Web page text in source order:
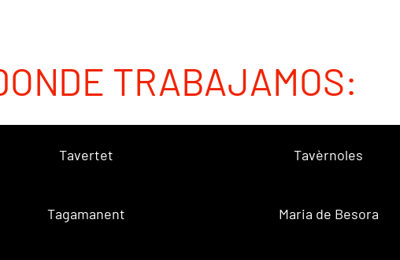
TRABAJAMOS:
Tavertet Tavèrnoles
Tagamanent Maria de Besora